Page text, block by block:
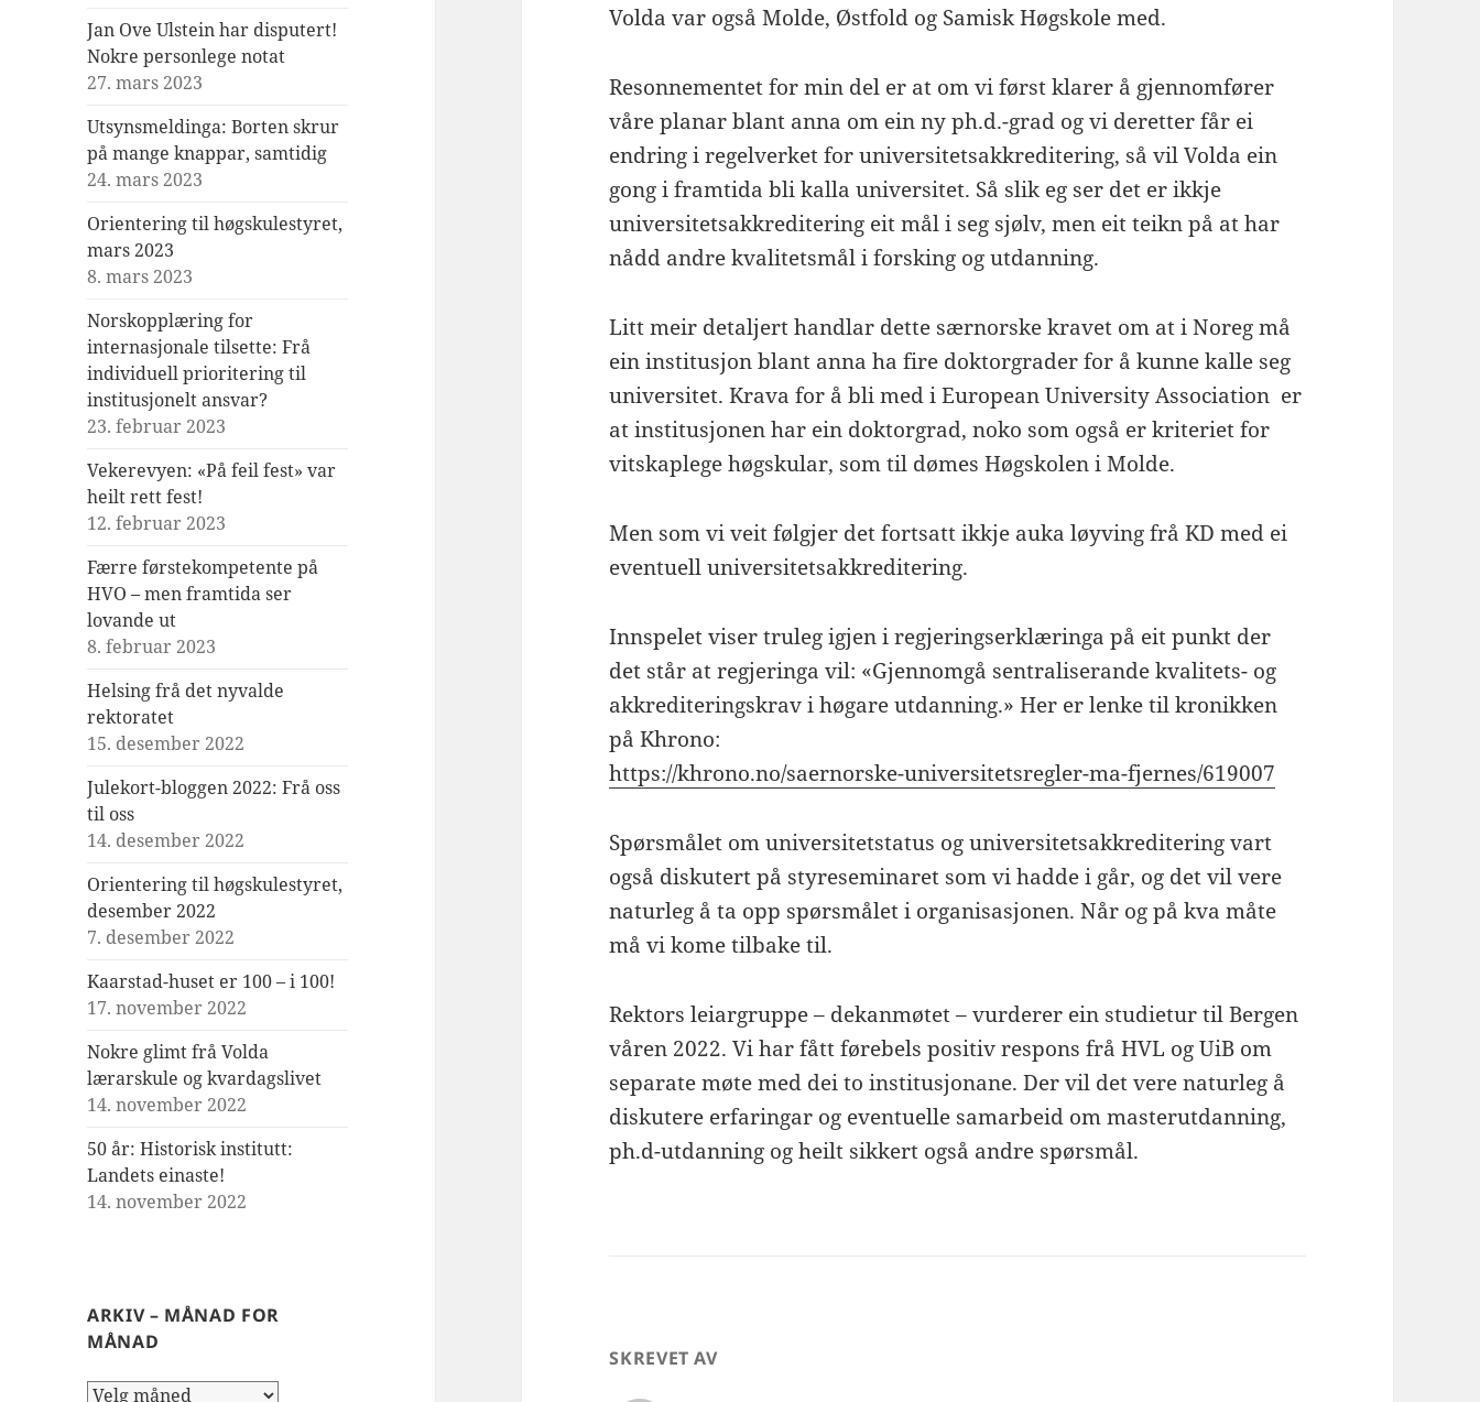
Jan Ove Ulstein har disputert!
Nokre personlege notat
27. mars 2023
Utsynsmeldinga: Borten skrur
på mange knappar, samtidig
24. mars 2023
Orientering til høgskulestyret,
mars 2023
8. mars 2023
Norskopplæring for
internasjonale tilsette: Frå
individuell prioritering til
institusjonelt ansvar?
23. februar 2023
Vekerevyen: «På feil fest» var
heilt rett fest!
12. februar 2023
Færre førstekompetente på
HVO – men framtida ser
lovande ut
8. februar 2023
Helsing frå det nyvalde
rektoratet
15. desember 2022
Julekort-bloggen 2022: Frå oss
til oss
14. desember 2022
Orientering til høgskulestyret,
desember 2022
7. desember 2022
Kaarstad-huset er 100 – i 100!
17. november 2022
Nokre glimt frå Volda
lærarskule og kvardagslivet
14. november 2022
50 år: Historisk institutt:
Landets einaste!
14. november 2022
ARKIV – MÅNAD FOR
MÅNAD
Arkiv
Volda var også Molde, Østfold og Samisk Høgskole med.
Resonnementet for min del er at om vi først klarer å gjennomfører
våre planar blant anna om ein ny ph.d.-grad og vi deretter får ei
endring i regelverket for universitetsakkreditering, så vil Volda ein
gong i framtida bli kalla universitet. Så slik eg ser det er ikkje
universitetsakkreditering eit mål i seg sjølv, men eit teikn på at har
nådd andre kvalitetsmål i forsking og utdanning.
Litt meir detaljert handlar dette særnorske kravet om at i Noreg må
ein institusjon blant anna ha fire doktorgrader for å kunne kalle seg
universitet. Krava for å bli med i European University Association er
at institusjonen har ein doktorgrad, noko som også er kriteriet for
vitskaplege høgskular, som til dømes Høgskolen i Molde.
Men som vi veit følgjer det fortsatt ikkje auka løyving frå KD med ei
eventuell universitetsakkreditering.
Innspelet viser truleg igjen i regjeringserklæringa på eit punkt der
det står at regjeringa vil: «Gjennomgå sentraliserande kvalitets- og
akkrediteringskrav i høgare utdanning.» Her er lenke til kronikken
på Khrono:
https://khrono.no/saernorske-universitetsregler-ma-fjernes/619007
Spørsmålet om universitetstatus og universitetsakkreditering vart
også diskutert på styreseminaret som vi hadde i går, og det vil vere
naturleg å ta opp spørsmålet i organisasjonen. Når og på kva måte
må vi kome tilbake til.
Rektors leiargruppe – dekanmøtet – vurderer ein studietur til Bergen
våren 2022. Vi har fått førebels positiv respons frå HVL og UiB om
separate møte med dei to institusjonane. Der vil det vere naturleg å
diskutere erfaringar og eventuelle samarbeid om masterutdanning,
ph.d-utdanning og heilt sikkert også andre spørsmål.
SKREVET AV